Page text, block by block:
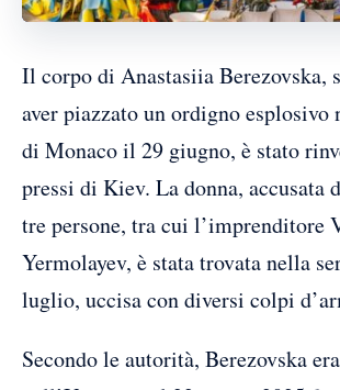
Il corpo di Anastasiia Berezovska,
aver piazzato un ordigno esplosivo
di Monaco il 29 giugno, è stato
pressi di Kiev. La donna, accusata
tre persone, tra cui l’imprenditore
Yermolayev, è stata trovata nella
luglio, uccisa con diversi colpi
Secondo le autorità, Berezovska